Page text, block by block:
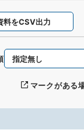
料をCSV出力
マークがある